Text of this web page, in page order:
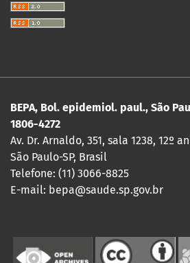
BEPA, Bol. epidemiol. paul., São
1806-4272
Av. Dr. Arnaldo, 351, sala 1238, 12º
São Paulo-SP, Brasil
Telefone: (11) 3066-8825
E-mail: bepa@saude.sp.gov.br